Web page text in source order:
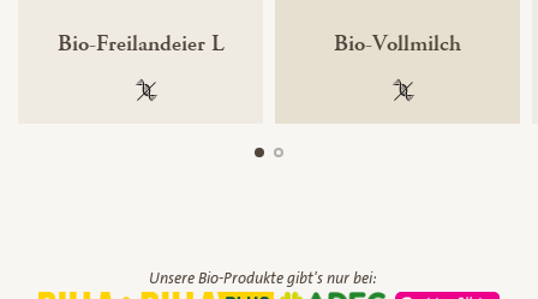
Bio-Freilandeier L
100 % gentechnikfrei
Bio-Vollmilch
100 %
Unsere Bio-Produkte gibt's nur bei: